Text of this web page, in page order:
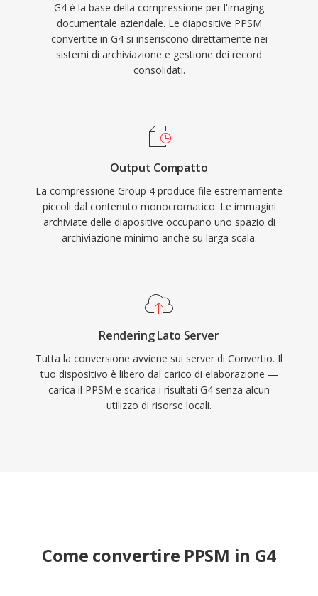
G4 è la base della compressione per l'imaging
documentale aziendale. Le diapositive PPSM
convertite in G4 si inseriscono direttamente nei
sistemi di archiviazione e gestione dei record
consolidati.
Output Compatto
La compressione Group 4 produce file estremamente
piccoli dal contenuto monocromatico. Le immagini
archiviate delle diapositive occupano uno spazio di
archiviazione minimo anche su larga scala.
Rendering Lato Server
Tutta la conversione avviene sui server di Convertio. Il
tuo dispositivo è libero dal carico di elaborazione —
carica il PPSM e scarica i risultati G4 senza alcun
utilizzo di risorse locali.
Come convertire PPSM in G4